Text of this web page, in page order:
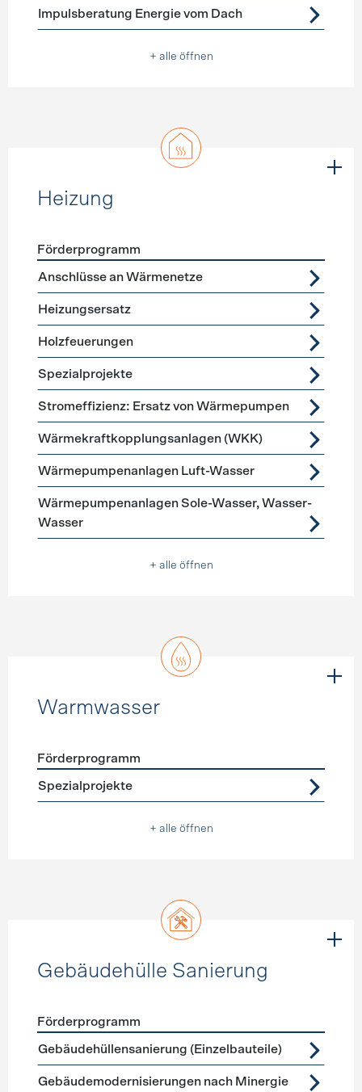
Impulsberatung Energie vom Dach
+ alle öffnen
Heizung
Förderprogramme
Förderprogramm
Anschlüsse an Wärmenetze
Heizungsersatz
Holzfeuerungen
Spezialprojekte
Stromeffizienz: Ersatz von Wärmepumpen
Wärmekraftkopplungsanlagen (WKK)
Wärmepumpenanlagen Luft-Wasser
Wärmepumpenanlagen Sole-Wasser, Wasser-
Wasser
+ alle öffnen
Warmwasser
Förderprogramme
Förderprogramm
Spezialprojekte
+ alle öffnen
Gebäudehülle Sanierung
Förderprogramme Gebäudehülle Sanierung
Förderprogramm
Gebäudehüllensanierung (Einzelbauteile)
Gebäudemodernisierungen nach Minergie